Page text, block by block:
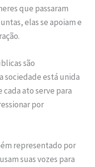
que passaram
elas se apoiam e
são
sociedade está unida
cada ato serve para
por
representado por
suas vozes para